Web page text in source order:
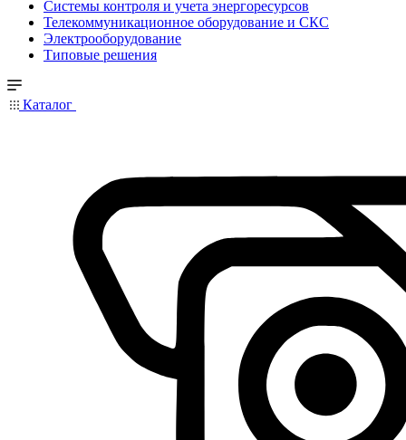
Системы контроля и учета энергоресурсов
Телекоммуникационное оборудование и СКС
Электрооборудование
Типовые решения
Каталог